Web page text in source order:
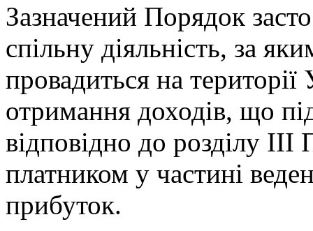
Зазначений Порядок
спільну діяльність, за
провадиться на
отримання доходів, що
відповідно до розділу
платником у частині
прибуток.